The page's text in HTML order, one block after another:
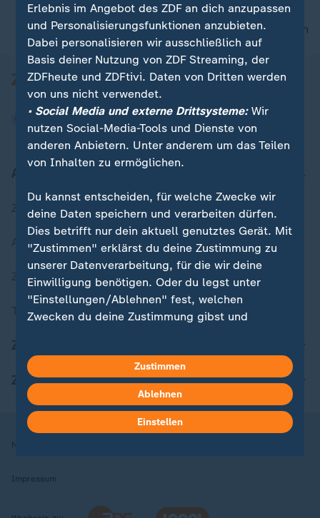
nach oben
Zuletzt veröffentlicht
Aktuelle Sendungs-Videos
ZDFheute Stories
Themen im Überblick
ZDFheute Apps
Nutzungsbedingungen
Impressum
Erlebnis im Angebot des ZDF an dich anzupassen
und Personalisierungsfunktionen anzubieten.
Dabei personalisieren wir ausschließlich auf
Basis deiner Nutzung von ZDF Streaming, der
ZDFheute und ZDFtivi. Daten von Dritten werden
von uns nicht verwendet.
• Social Media und externe Drittsysteme:Wir
nutzen Social-Media-Tools und Dienste von
anderen Anbietern. Unter anderem um das Teilen
von Inhalten zu ermöglichen.
Du kannst entscheiden, für welche Zwecke wir
deine Daten speichern und verarbeiten dürfen.
Dies betrifft nur dein aktuell genutztes Gerät. Mit
"Zustimmen" erklärst du deine Zustimmung zu
unserer Datenverarbeitung, für die wir deine
Einwilligung benötigen. Oder du legst unter
"Einstellungen/Ablehnen" fest, welchen
Zwecken du deine Zustimmung gibst und
in deinen Einstellungen widerrufen oder ändern.
Hier findest du das Impressum.
Weitere Informationen findest du in unserer
Datenschutzerklärung.
Zustimmen
Ablehnen
Einstellen